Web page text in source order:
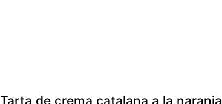
Tarta de crema catalana a la naranja